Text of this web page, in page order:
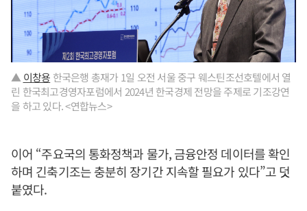
▲ 이창용 한국은행 총재가 1일 오전 서울 중구 웨스틴조선호텔에서 열
린 한국최고경영자포럼에서 2024년 한국경제 전망을 주제로 기조강연
을 하고 있다. <연합뉴스>
이어 “주요국의 통화정책과 물가, 금융안정 데이터를 확인
하며 긴축기조는 충분히 장기간 지속할 필요가 있다”고 덧
붙였다.